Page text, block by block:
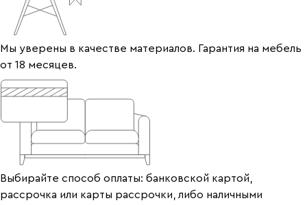
Мы уверены в качестве материалов. Гарантия на мебель
от 18 месяцев.
Выбирайте способ оплаты: банковской картой,
рассрочка или карты рассрочки, либо наличными